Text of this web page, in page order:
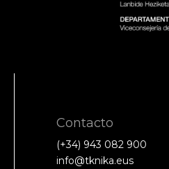
Contacto
(+34) 943 082 900
info@tknika.eus